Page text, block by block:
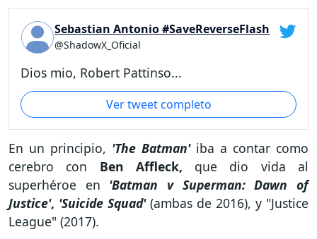
Sebastian Antonio #SaveReverseFlash
@ShadowX_Oficial
Dios mio, Robert Pattinso...
Ver tweet completo
En un principio, 'The Batman'iba a contar como
cerebro con Ben Affleck, que dio vida al
superhéroe en 'Batman v Superman: Dawn of
Justice', 'Suicide Squad'(ambas de 2016), y "Justice
League" (2017).